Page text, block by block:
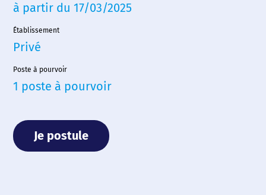
Accueil
Nous choisir
Nos agences
Nos offres d’emploi
à partir du 17/03/2025
Établissement
Privé
Poste à pourvoir
1 poste à pourvoir
Je postule